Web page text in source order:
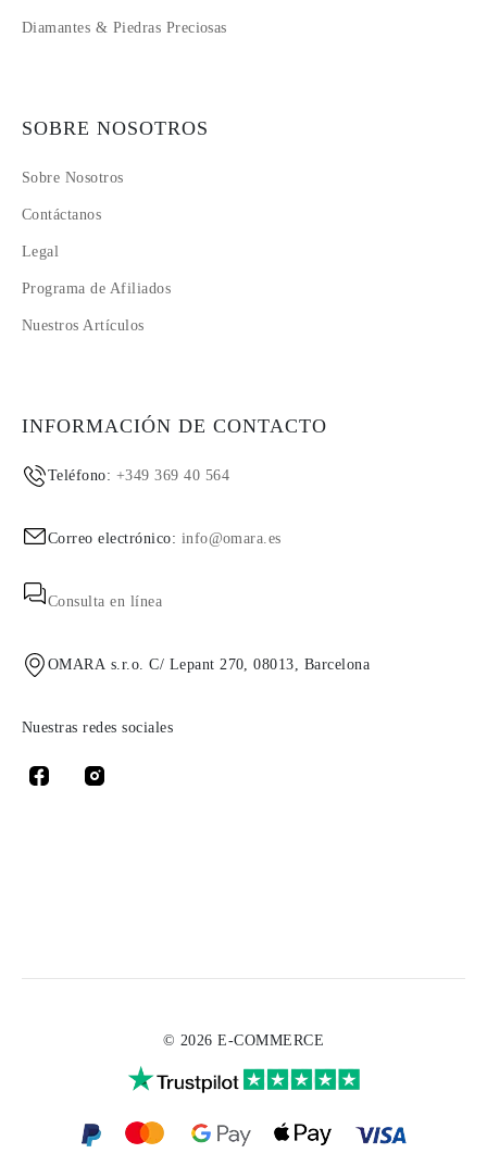
Diamantes & Piedras Preciosas
SOBRE NOSOTROS
Sobre Nosotros
Contáctanos
Legal
Programa de Afiliados
Nuestros Artículos
INFORMACIÓN DE CONTACTO
Teléfono: +349 369 40 564
Correo electrónico: info@omara.es
Consulta en línea
OMARA s.r.o. C/ Lepant 270, 08013, Barcelona
Nuestras redes sociales
© 2026 E-COMMERCE